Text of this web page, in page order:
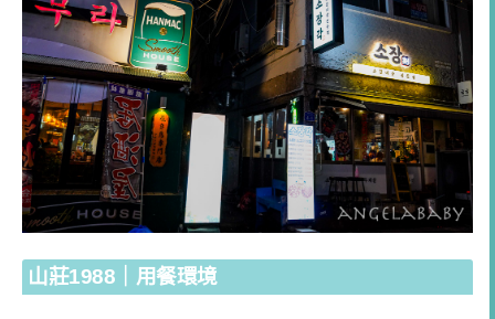
山莊1988｜用餐環境